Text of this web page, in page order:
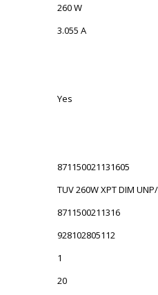
260 W
3.055 A
Yes
871150021131605
TUV 260W XPT DIM
8711500211316
928102805112
1
20